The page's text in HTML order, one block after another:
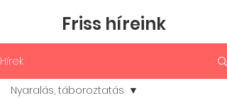
Friss híreink
Hírek
Nyaralás, táboroztatás